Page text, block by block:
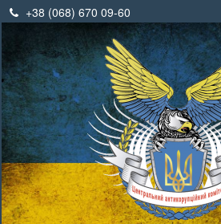
+38 (068) 670 09-60